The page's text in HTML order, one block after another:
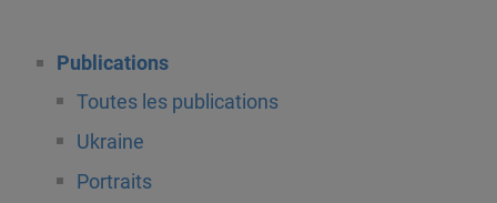
Publications
Toutes les publications
Ukraine
Portraits